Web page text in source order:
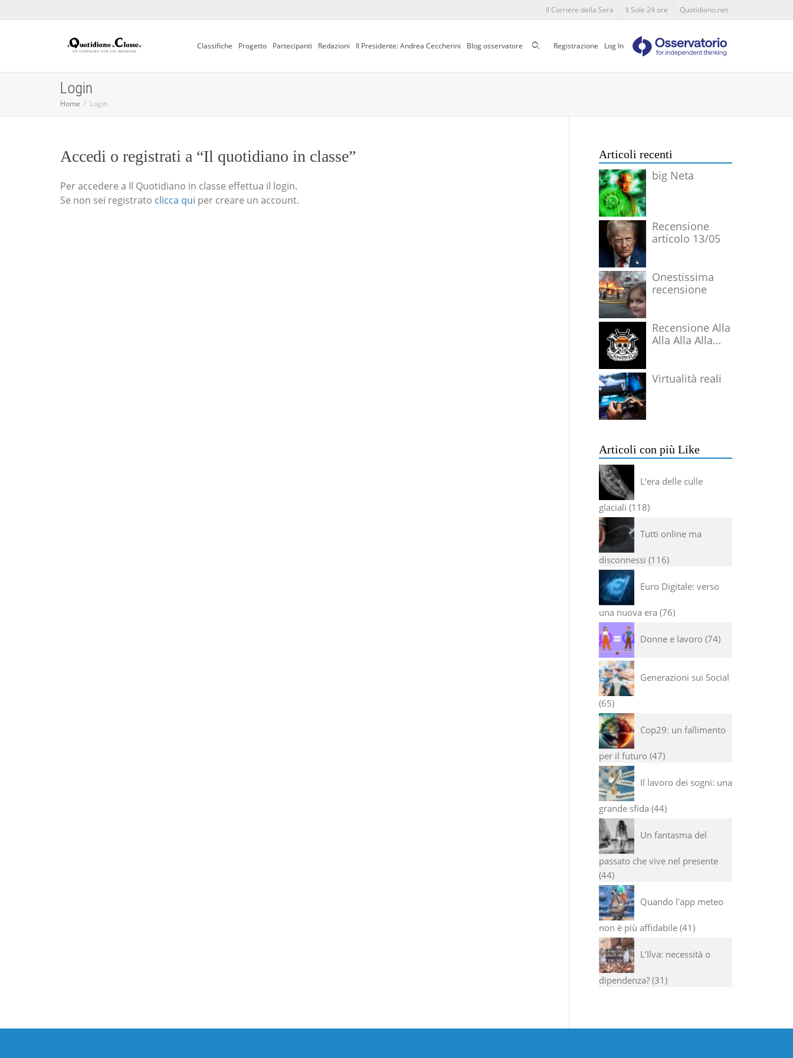
Il Corriere della Sera Il Sole 24 ore Quotidiano.net
Classifiche Progetto Partecipanti Redazioni Il Presidente: Andrea Ceccherini Blog osservatore CercaRegistrazione Log In
Login
Home Login
Accedi o registrati a “Il quotidiano in classe”
Per accedere a Il Quotidiano in classe effettua il login.
Se non sei registrato clicca qui per creare un account.
Articoli recenti
big Neta
Recensione
articolo 13/05
Onestissima
recensione
Recensione Alla
Alla Alla Alla
Virtualità reali
Articoli con più Like
L’era delle culle
glaciali 118
Tutti online ma
disconnessi 116
Euro Digitale: verso
una nuova era 76
Donne e lavoro 74
Generazioni sui Social
65
Cop29: un fallimento
per il futuro 47
Il lavoro dei sogni: una
grande sfida 44
Un fantasma del
passato che vive nel presente
44
Quando l'app meteo
non è più affidabile 41
L’Ilva: necessità o
dipendenza? 31